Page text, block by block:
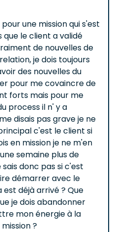
une mission qui s'est
que le client a validé
de nouvelles de
je dois toujours
des nouvelles du
pour me covaincre de
forts mais pour me
process il n' y a
disais pas grave je ne
c'est le client si
en mission je ne m'en
semaine plus de
sais donc pas si c'est
démarrer avec le
déjà arrivé ? Que
je dois abandonner
mon énergie à la
?